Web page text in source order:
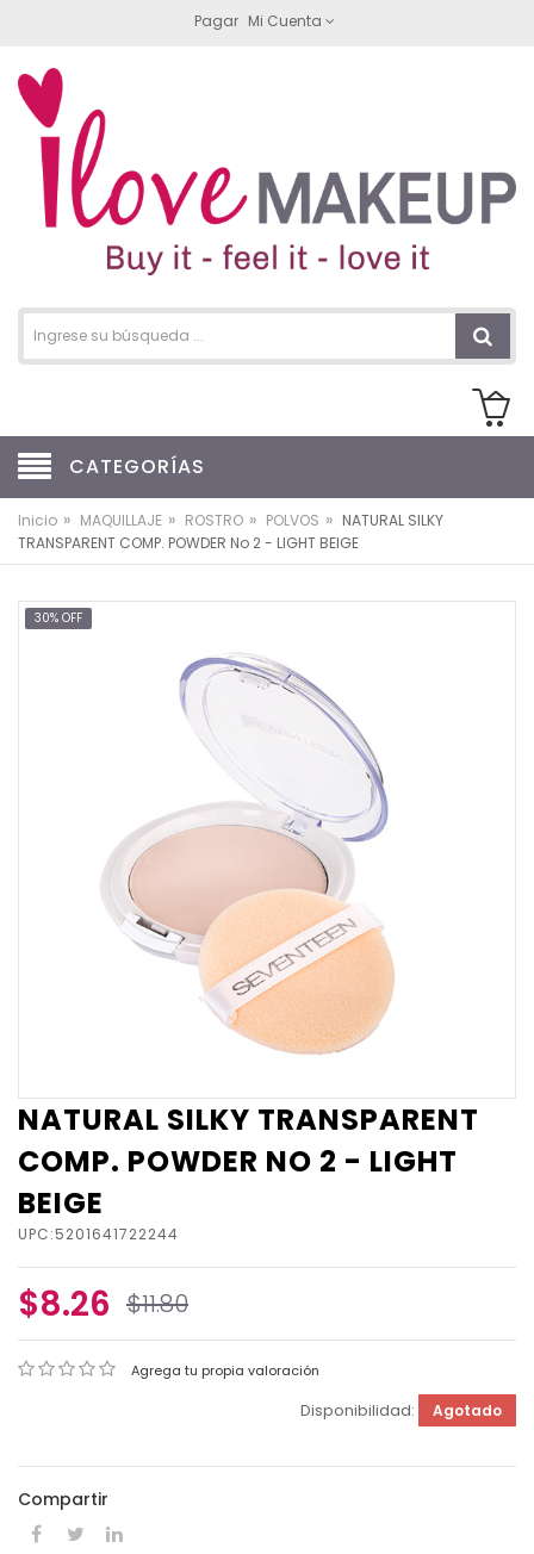
Pagar Mi Cuenta
CATEGORÍAS
Inicio » MAQUILLAJE » ROSTRO » POLVOS » NATURAL SILKY
TRANSPARENT COMP. POWDER No 2 - LIGHT BEIGE
30% OFF
NATURAL SILKY TRANSPARENT
COMP. POWDER NO 2 - LIGHT
BEIGE
UPC:5201641722244
$8.26 $11.80
Agrega tu propia valoración
Disponibilidad: Agotado
Compartir